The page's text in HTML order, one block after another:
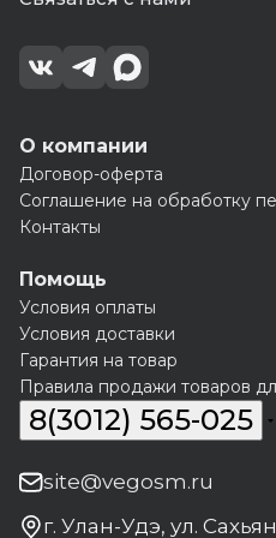
О компании
Договор-оферта
Соглашение на обработку
Контакты
Помощь
Условия оплаты
Условия доставки
Гарантия на товар
Правила продажи товаров
8(3012) 565-025
site@vegosm.ru
г. Улан-Удэ, ул.